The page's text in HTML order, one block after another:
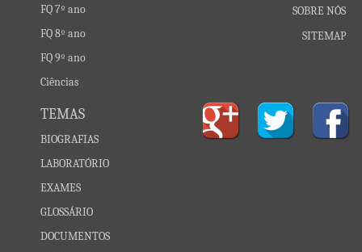
FQ 7º ano
FQ 8º ano
FQ 9º ano
Ciências
TEMAS
BIOGRAFIAS
LABORATÓRIO
EXAMES
GLOSSÁRIO
DOCUMENTOS
SOBRE NÓS
SITEMAP